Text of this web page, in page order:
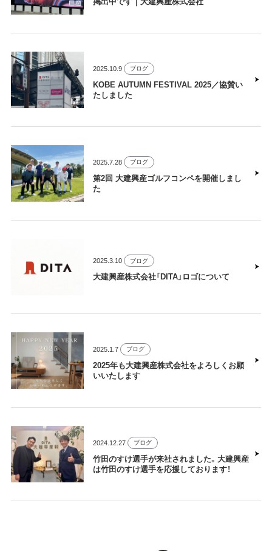
2025.10.9 ブログ
KOBE AUTUMN FESTIVAL 2025／協賛い
たしました
2025.7.28 ブログ
第2回 大建興産ゴルフコンペを開催しまし
た
2025.3.10 ブログ
大建興産株式会社「DITA」ロゴについて
2025.1.7 ブログ
2025年も大建興産株式会社をよろしくお願
いいたします
2024.12.27 ブログ
竹田のすけ選手が来社されました。大建興産
は竹田のすけ選手を応援しております！